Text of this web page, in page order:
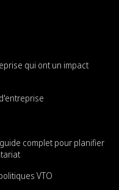
qui ont un impact
complet pour planifier
VTO